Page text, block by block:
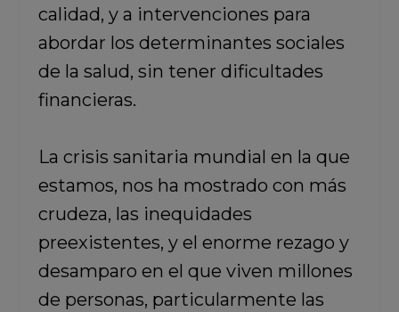
calidad, y a intervenciones para
abordar los determinantes sociales
de la salud, sin tener dificultades
financieras.
La crisis sanitaria mundial en la que
estamos, nos ha mostrado con más
crudeza, las inequidades
preexistentes, y el enorme rezago y
desamparo en el que viven millones
de personas, particularmente las